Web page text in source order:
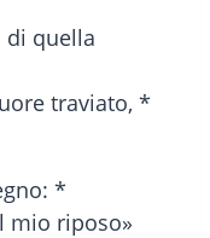
di quella
traviato, *
*
mio riposo»